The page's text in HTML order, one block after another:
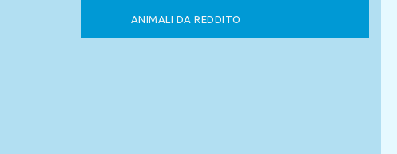
ANIMALI DA REDDITO